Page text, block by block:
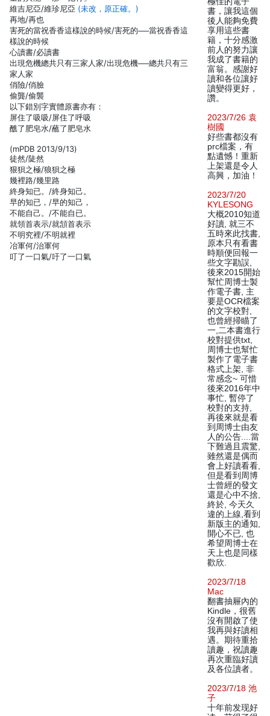
維吉尼亞/維珍尼亞 (未改，原正確。)
再地/再也
害死的當祝香香這樣說的時候/害死的──當祝香香這
樣說的時候
心讀書/必讀書
出現危機總共只有三家人家/出現危機──總共只有三
家人家
俏險/俏臉
偷龔/偷襲
以下錯別字實體原書亦有：
屏住了吸吸/屏住了呼吸
醮了肥皂水/蘸了肥皂水
(mPDB 2013/9/13)
徒然/陡然
狠狽之極/狼狽之極
幾裡路/幾里路
終身知已。/終身知己。
早的知已，/早的知己，
不能自己。/不能自已。
就領首表示/就頷首表示
不明究裡/不明就裡
冶軍何/治軍何
叮了一口氣/吁了一口氣
書，讓我這個
後人能夠免費
享用這些書
籍，十分感激
前人的努力讓
我成了書籍的
富翁。感謝好
讀和各位讓好
讀變得更好，
讚。
2023/7/26 袁
樹國
好些書都沒有
prc檔案，有
點遺憾！重新
上架還是令人
高興，加油！
2023/7/20
KYLESONG
大概2010知道
好讀, 就三不
五時來此找書,
原本只有看書
時順便回報一
些文字勘誤,
後來2015開始
幫忙周博士製
作電子書, 主
要是OCR檔案
的文字校對,
也曾經掃瞄了
一,二本書進行
校對提供txt,
周博士也幫忙
製作了電子書
格式上架, 非
常感念~ 可惜
後來2016年中
事忙, 暫停了
校對的支持,
再後來就是看
到周博士由友
人的公告....當
下難過且震驚,
雖然還是偶而
會上好讀看看,
但是看到周博
士曾經的發文
還是心中不捨,
終於, 今天久
違的上線,看到
新版主的通知,
開心不已, 也
希望周博士在
天上也是同樣
歡欣.
2023/7/18
Mac
翻書抽屜內的
Kindle，很舊
沒有開啟了使
我再與好讀相
遇。期待重拾
讀趣，祝讀趣
再次重臨好讀
及各位讀者。
2023/7/18 池
子
十年前发现好